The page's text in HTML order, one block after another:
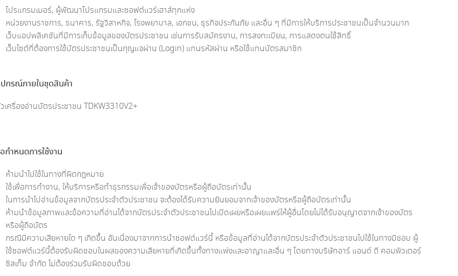
โปรแกรมเมอร์, ผู้พัฒนาโปรแกรมและซอฟต์แวร์เฮาส์ทุกแห่ง
หน่วยงานราชการ, ธนาคาร, รัฐวิสาหกิจ, โรงพยาบาล, เอกชน, ธุรกิจประกันภัย และอื่น ๆ ที่มีการให้บริการประชาชนเป็นจำนวนมาก
เว็บแอปพลิเคชันที่มีการเก็บข้อมูลของบัตรประชาชน เช่นการรับสมัครงาน, การลงทะเบียน, การแสดงตนใช้สิทธิ์
เว็บไซต์ที่ต้องการใช้บัตรประชาชนเป็นกุญแจผ่าน (Login) แทนรหัสผ่าน หรือใช้แทนบัตรสมาชิก
กรณ์ภายในชุดสินค้า
เครื่องอ่านบัตรประชาชน TDKW3310V2+
กำหนดการใช้งาน
ห้ามนำไปใช้ในทางที่ผิดกฎหมาย
ใช้เพื่อการทำงาน, ให้บริการหรือทำธุรกรรมเพื่อเจ้าของบัตรหรือผู้ถือบัตรเท่านั้น
ในการนำไปอ่านข้อมูลจากบัตรประจำตัวประชาชน จะต้องได้รับความยินยอมจากเจ้าของบัตรหรือผู้ถือบัตรเท่านั้น
ห้ามนำข้อมูลภาพและข้อความที่อ่านได้จากบัตรประจำตัวประชาชนไปเปิดเผยหรือเผยแพร่ให้ผู้อื่นโดยไม่ได้รับอนุญาตจากเจ้าของบัตร
หรือผู้ถือบัตร
กรณีมีความเสียหายใด ๆ เกิดขึ้น อันเนื่องมาจากการนำซอฟต์แวร์นี้ หรือข้อมูลที่อ่านได้จากบัตรประจำตัวประชาชนไปใช้ในทางมิชอบ ผู้
ใช้ซอฟต์แวร์นี้ต้องรับผิดชอบในผลของความเสียหายที่เกิดขึ้นทั้งทางแพ่งและอาญาและอื่น ๆ โดยทางบริษัทอาร์ แอนด์ ดี คอมพิวเตอร์
ซิสเท็ม จำกัด ไม่ต้องร่วมรับผิดชอบด้วย